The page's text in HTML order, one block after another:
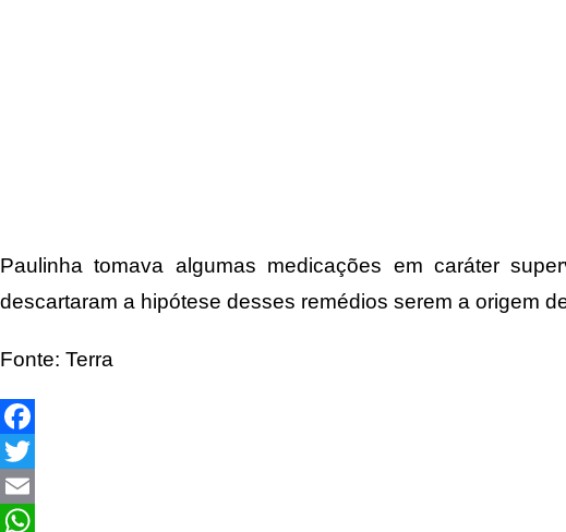
Paulinha tomava algumas medicações em caráter
descartaram a hipótese desses remédios serem a origem
Fonte: Terra
Facebook
Twitter
Email